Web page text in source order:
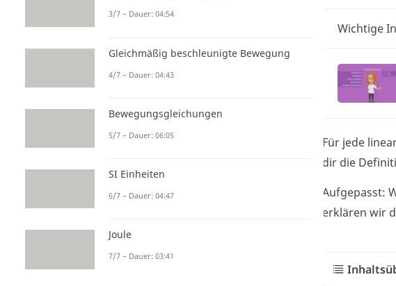
Wichtige
Für jede
dir die
Aufgepasst:
erklären wir
3/7 – Dauer: 04:54
Gleichmäßig beschleunigte Bewegung
4/7 – Dauer: 04:43
Bewegungsgleichungen
5/7 – Dauer: 06:05
SI Einheiten
6/7 – Dauer: 04:47
Joule
7/7 – Dauer: 03:41